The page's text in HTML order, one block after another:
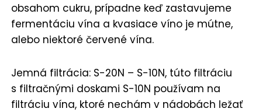
obsahom cukru, prípadne keď zastavujeme
fermentáciu vína a kvasiace víno je mútne,
alebo niektoré červené vína.
Jemná filtrácia: S-20N – S-10N, túto filtráciu
s filtračnými doskami S-10N používam na
filtráciu vína, ktoré nechám v nádobách ležať